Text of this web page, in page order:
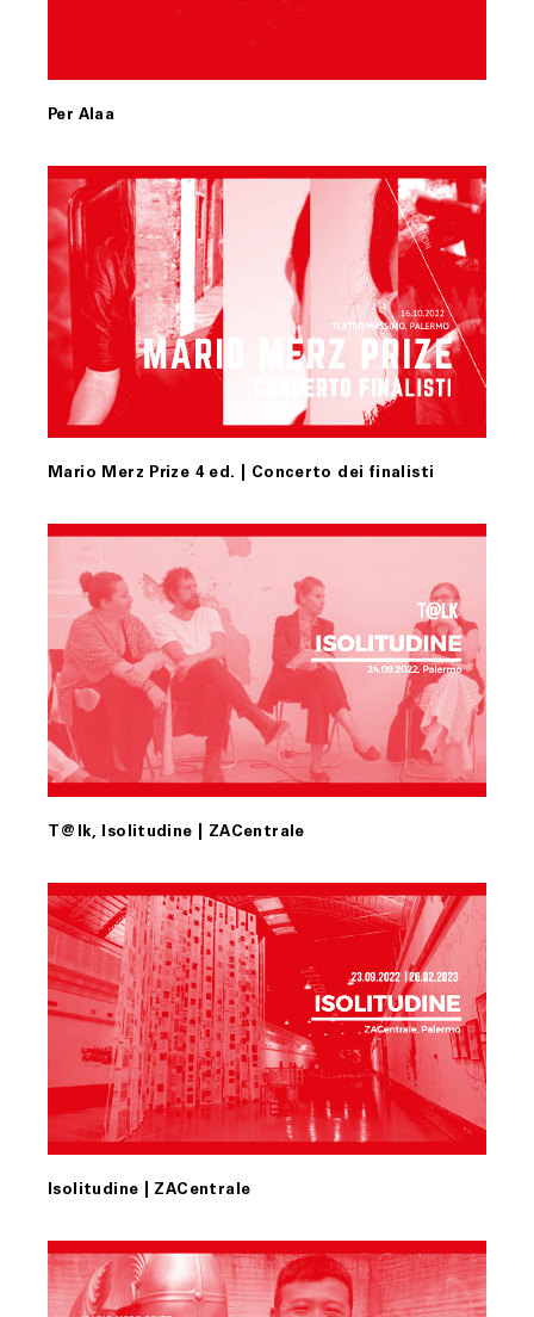
Per Alaa
Mario Merz Prize 4 ed. | Concerto dei finalisti
T@lk, Isolitudine | ZACentrale
Isolitudine | ZACentrale